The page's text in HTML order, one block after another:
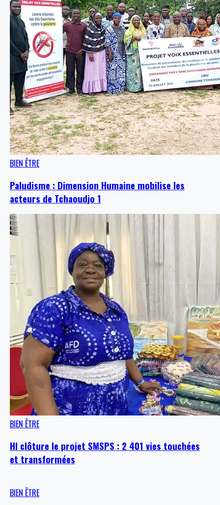
BIEN ÊTRE
Paludisme : Dimension Humaine mobilise les
acteurs de Tchaoudjo 1
BIEN ÊTRE
HI clôture le projet SMSPS : 2 401 vies touchées
et transformées
BIEN ÊTRE